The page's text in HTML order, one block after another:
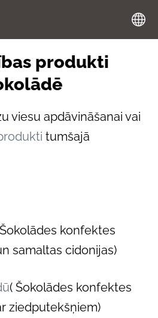
produkti
viesu apdāvināšanai vai
tumšajā
konfektes
samaltas cidonijas)
( Šokolādes konfektes
ziedputekšņiem)